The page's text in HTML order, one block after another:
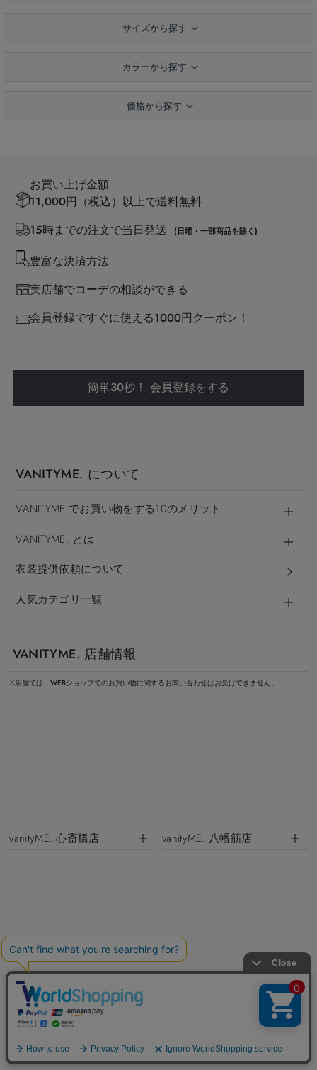
サイズから探す
カラーから探す
価格から探す
お買い上げ金額
11,000円（税込）以上で送料無料
15時までの注文で当日発送
(日曜・一部商品を除く)
豊富な決済方法
実店舗でコーデの相談ができる
会員登録ですぐに使える1000円クーポン！
簡単30秒！ 会員登録をする
VANITYME. について
VANITYME.でお買い物をする10のメリット
VANITYME. とは
衣装提供依頼について
人気カテゴリ一覧
VANITYME. 店舗情報
※店舗では、WEBショップでのお買い物に関するお問い合わせはお受けできません。
vanityME. 心斎橋店 vanityME. 八幡筋店
vanityME. 三ツ寺店
店舗一覧の紹介ページを見る>